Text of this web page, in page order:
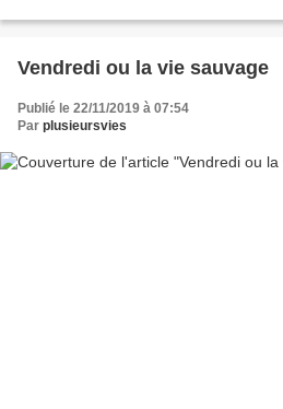
Vendredi ou la vie sauvage
Publié le 22/11/2019 à 07:54
Par plusieursvies